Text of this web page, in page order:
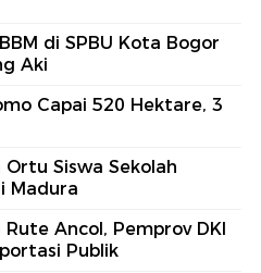
di SPBU Kota Bogor
Aki
Capai 520 Hektare, 3
Siswa Sekolah
Madura
Ancol, Pemprov DKI
Publik